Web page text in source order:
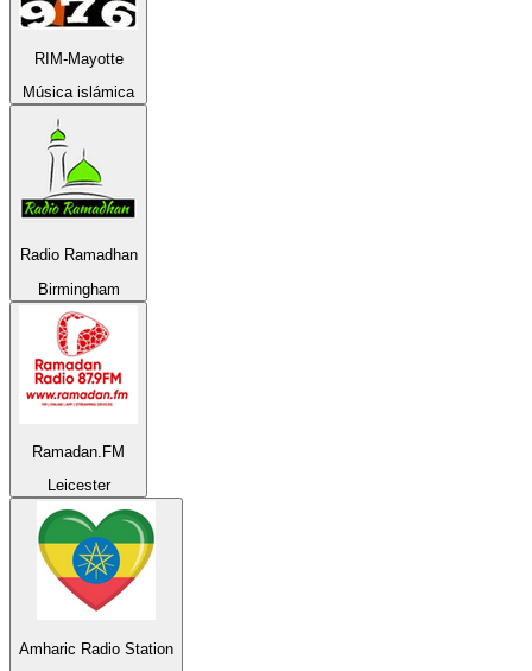
RIM-Mayotte
Música islámica
Radio Ramadhan
Birmingham
Ramadan.FM
Leicester
Amharic Radio Station